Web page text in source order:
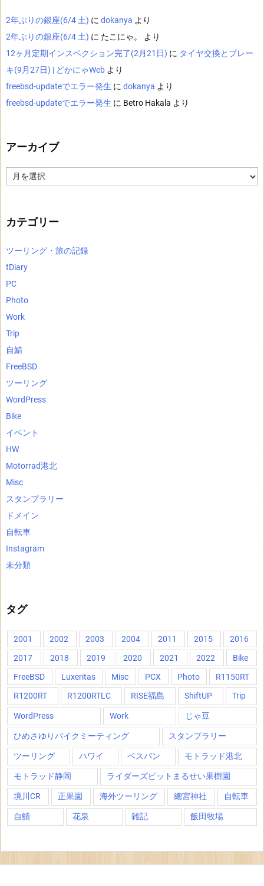
2年ぶりの銀座(6/4 土) に dokanya より
2年ぶりの銀座(6/4 土) に たこにゃ。
より
12ヶ月定期インスペクション完了(2月21日) に タイヤ交換とブレー
キ(9月27日) | どかにゃWeb より
freebsd-updateでエラー発生 に dokanya より
freebsd-updateでエラー発生 に Betro Hakala より
アーカイブ
ー
カテゴリー
ツーリング・旅の記録
tDiary
PC
Photo
Work
Trip
自鯖
FreeBSD
ツーリング
WordPress
Bike
イベント
HW
Motorrad港北
Misc
スタンプラリー
ドメイン
自転車
Instagram
未分類
タグ
2001 2002 2003 2004 2011 2015
2016
2017
2018 2019 2020 2021 2022
Bike
FreeBSD
Luxeritas Misc PCX Photo
R1150RT
R1200RT
R1200RTLC RISE福島 ShiftUP Trip
WordPress Work じゃ豆
ひめさゆりバイクミーティング スタンプラリー
ツーリング ハワイ ベスパン モトラッド港北
モトラッド静岡 ライダーズピットまるせい果樹園
境川CR 正果園 海外ツーリング 總宮神社 自転車
自鯖 花泉 雑記 飯田牧場